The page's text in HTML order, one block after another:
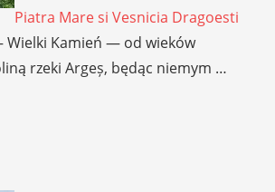
Piatra Mare si Vesnicia Dragoesti
Kamień — od wieków
rzeki Argeș, będąc niemym …